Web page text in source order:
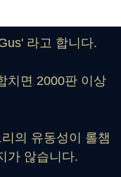
라고 합니다.
치면 2000판 이상
의 유동성이 롤챔
가 않습니다.